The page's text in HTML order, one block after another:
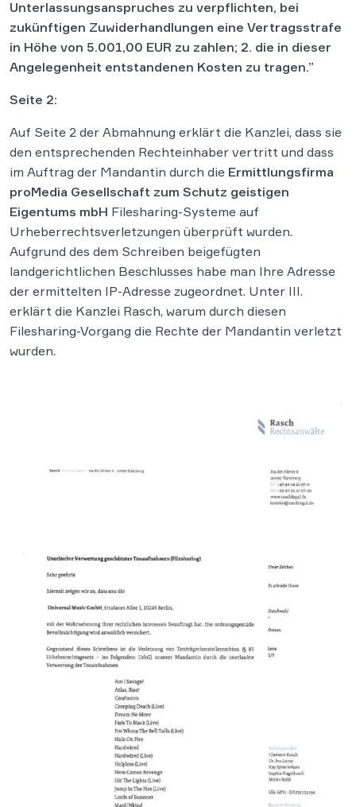
Unterlassungsanspruches zu verpflichten, bei
zukünftigen Zuwiderhandlungen eine Vertragsstrafe
in Höhe von 5.001,00 EUR zu zahlen; 2. die in dieser
Angelegenheit entstandenen Kosten zu tragen.”
Seite 2:
Auf Seite 2 der Abmahnung erklärt die Kanzlei, dass sie
den entsprechenden Rechteinhaber vertritt und dass
im Auftrag der Mandantin durch die Ermittlungsfirma
proMedia Gesellschaft zum Schutz geistigen
Eigentums mbH Filesharing-Systeme auf
Urheberrechtsverletzungen überprüft wurden.
Aufgrund des dem Schreiben beigefügten
landgerichtlichen Beschlusses habe man Ihre Adresse
der ermittelten IP-Adresse zugeordnet. Unter III.
erklärt die Kanzlei Rasch, warum durch diesen
Filesharing-Vorgang die Rechte der Mandantin verletzt
wurden.